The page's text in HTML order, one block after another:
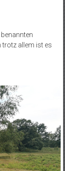
trotz allem ist es